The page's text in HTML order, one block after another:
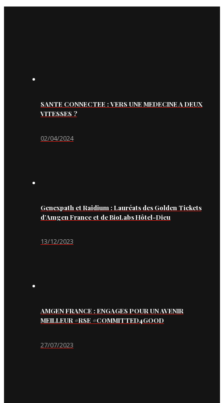
SANTE CONNECTEE : VERS UNE MEDECINE A DEUX
VITESSES ?
02/04/2024
Genexpath et Raidium : Lauréats des Golden Tickets
d’Amgen France et de BioLabs Hôtel-Dieu
13/12/2023
AMGEN FRANCE : ENGAGES POUR UN AVENIR
MEILLEUR #RSE #COMMITTED4GOOD
27/07/2023